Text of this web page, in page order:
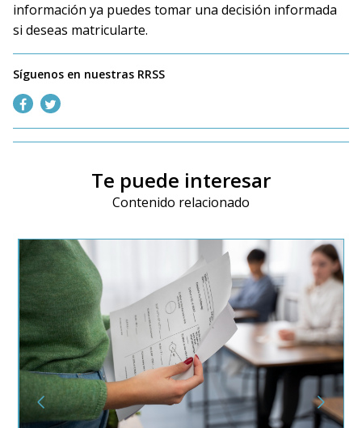
información ya puedes tomar una decisión informada
si deseas matricularte.
Síguenos en nuestras RRSS
Te puede interesar
Contenido relacionado